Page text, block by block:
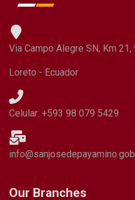
Via Campo Alegre SN, Km
Loreto - Ecuador
Celular: +593 98 079 5429
Our Branches